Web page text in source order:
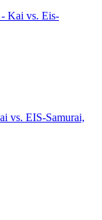
Kai vs. Eis-
vs. EIS-Samurai,